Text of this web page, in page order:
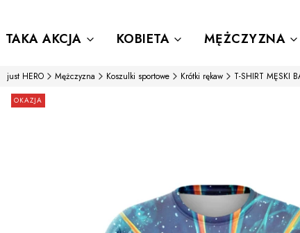
TAKA AKCJA KOBIETA MĘŻCZYZNA
just HERO Mężczyzna Koszulki sportowe Krótki rękaw T-SHIRT MĘSKI
Etykiety
OKAZJA